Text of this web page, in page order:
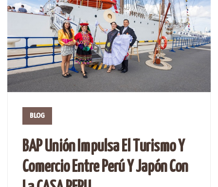
BLOG
BAP Unión Impulsa El Turismo Y
Comercio Entre Perú Y Japón Con